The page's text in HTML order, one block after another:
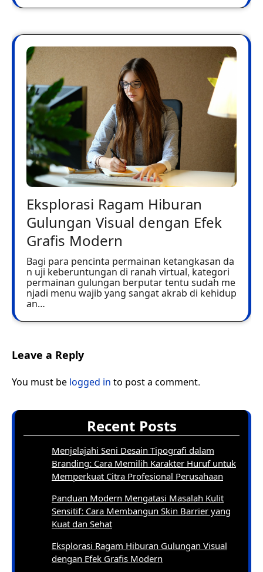
Eksplorasi Ragam Hiburan
Gulungan Visual dengan Efek
Grafis Modern
Bagi para pencinta permainan ketangkasan da
n uji keberuntungan di ranah virtual, kategori
permainan gulungan berputar tentu sudah me
njadi menu wajib yang sangat akrab di kehidup
an…
Leave a Reply
You must belogged into post a comment.
Recent Posts
Menjelajahi Seni Desain Tipografi dalam
Branding: Cara Memilih Karakter Huruf untuk
Memperkuat Citra Profesional Perusahaan
Panduan Modern Mengatasi Masalah Kulit
Sensitif: Cara Membangun Skin Barrier yang
Kuat dan Sehat
Eksplorasi Ragam Hiburan Gulungan Visual
dengan Efek Grafis Modern